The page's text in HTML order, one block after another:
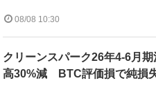
08/08 10:30
クリーンスパーク26年4-6月
高30%減 BTC評価損で純損